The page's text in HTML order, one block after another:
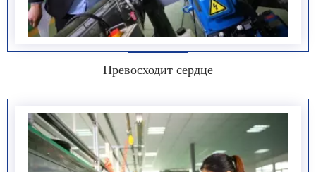
Превосходит сердце